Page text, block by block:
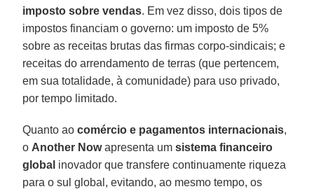
imposto sobre vendas. Em vez disso, dois tipos de
impostos financiam o governo: um imposto de 5%
sobre as receitas brutas das firmas corpo-sindicais; e
receitas do arrendamento de terras (que pertencem,
em sua totalidade, à comunidade) para uso privado,
por tempo limitado.
Quanto aocomércio e pagamentos internacionais,
o Another Nowapresenta umsistema financeiro
global inovador que transfere continuamente riqueza
para o sul global, evitando, ao mesmo tempo, os